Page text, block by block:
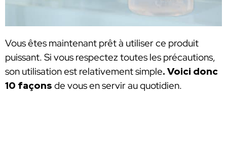
Vous êtes maintenant prêt à utiliser ce produit
puissant. Si vous respectez toutes les précautions,
son utilisation est relativement simple. Voici donc
10 façons de vous en servir au quotidien.